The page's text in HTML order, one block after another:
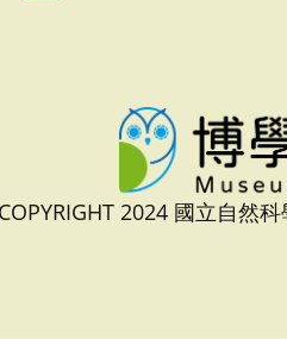
2024 國立自然